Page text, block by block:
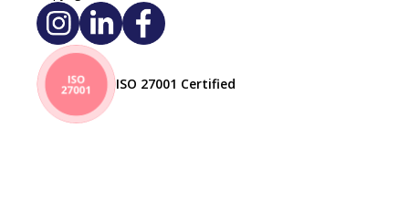
ISO 27001 Certified